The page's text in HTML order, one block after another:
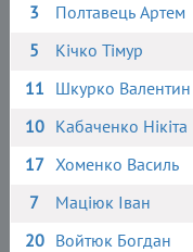
3
Полтавець Артем
5
Кічко Тімур
11 Шкурко Валентин
10 Кабаченко Нікіта
17 Хоменко Василь
7
Маціюк Іван
20 Войтюк Богдан